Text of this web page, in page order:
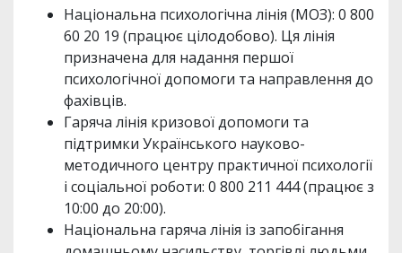
Національна психологічна лінія (МОЗ): 0 800
60 20 19 (працює цілодобово). Ця лінія
призначена для надання першої
психологічної допомоги та направлення до
фахівців.
Гаряча лінія кризової допомоги та
підтримки Українського науково-
методичного центру практичної психології
і соціальної роботи: 0 800 211 444 (працює з
10:00 до 20:00).
Національна гаряча лінія із запобігання